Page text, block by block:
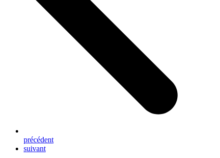
précédent
next
suivant